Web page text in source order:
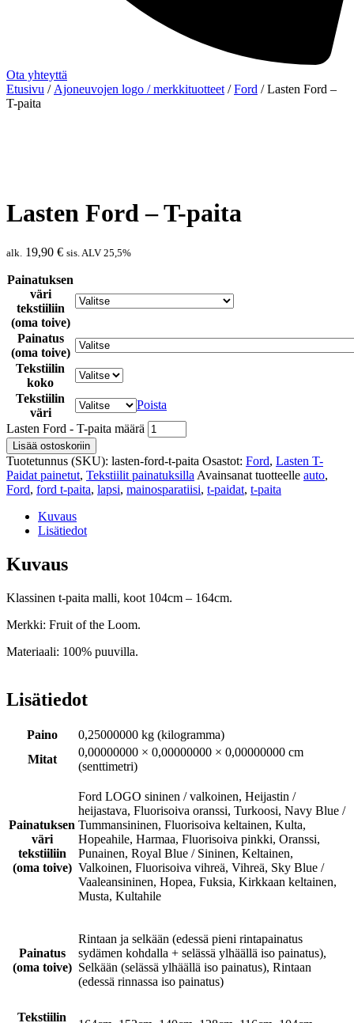
Ota yhteyttä
Etusivu / Ajoneuvojen logo / merkkituotteet /Ford / Lasten Ford –
T-paita
Lasten Ford – T-paita
alk. 19,90 € sis. ALV 25,5%
Painatuksen
väri
tekstiiliin
(oma toive)
Painatus
(oma toive)
Tekstiilin
koko
Tekstiilin
väri
Poista
Lasten Ford - T-paita määrä
Lisää ostoskoriin
Tuotetunnus (SKU): lasten-ford-t-paita Osastot: Ford, Lasten T-
Paidat painetut, Tekstiilit painatuksilla Avainsanat tuotteelle auto,
Ford, ford t-paita, lapsi, mainosparatiisi, t-paidat, t-paita
Kuvaus
Lisätiedot
Kuvaus
Klassinen t-paita malli, koot 104cm – 164cm.
Merkki: Fruit of the Loom.
Materiaali: 100% puuvilla.
Lisätiedot
Paino
0,25000000 kg (kilogramma)
Mitat
0,00000000 × 0,00000000 × 0,00000000 cm
(senttimetri)
Painatuksen
väri
tekstiiliin
(oma toive)
Ford LOGO sininen / valkoinen, Heijastin /
heijastava, Fluorisoiva oranssi, Turkoosi, Navy Blue /
Tummansininen, Fluorisoiva keltainen, Kulta,
Hopeahile, Harmaa, Fluorisoiva pinkki, Oranssi,
Punainen, Royal Blue / Sininen, Keltainen,
Valkoinen, Fluorisoiva vihreä, Vihreä, Sky Blue /
Vaaleansininen, Hopea, Fuksia, Kirkkaan keltainen,
Musta, Kultahile
Painatus
(oma toive)
Rintaan ja selkään (edessä pieni rintapainatus
sydämen kohdalla + selässä ylhäällä iso painatus),
Selkään (selässä ylhäällä iso painatus), Rintaan
(edessä rinnassa iso painatus)
Tekstiilin